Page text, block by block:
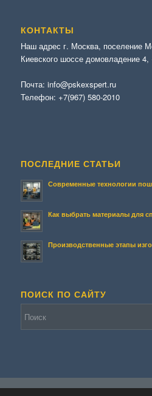
КОНТАКТЫ
Наш адрес г. Москва, поселение
Киевского шоссе домовладение
Почта: info@pskexspert.ru
Телефон: +7(967) 580-2010
ПОСЛЕДНИЕ СТАТЬИ
Современные технологии
Как выбрать материалы для
Производственные этапы
ПОИСК ПО САЙТУ